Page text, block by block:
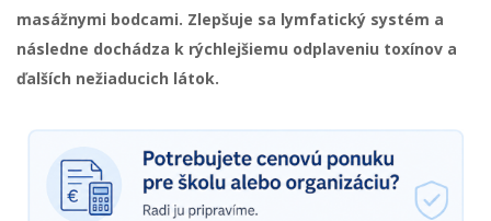
masážnymi bodcami. Zlepšuje sa lymfatický systém a
následne dochádza k rýchlejšiemu odplaveniu toxínov a
ďalších nežiaducich látok.